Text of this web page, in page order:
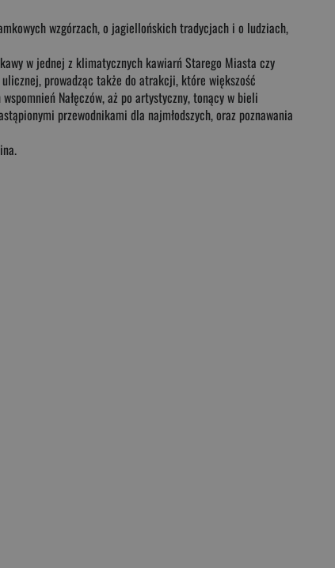
wzgórzach, o jagiellońskich tradycjach i o ludziach,
w jednej z klimatycznych kawiarń Starego Miasta czy
prowadząc także do atrakcji, które większość
Nałęczów, aż po artystyczny, tonący w bieli
przewodnikami dla najmłodszych, oraz poznawania